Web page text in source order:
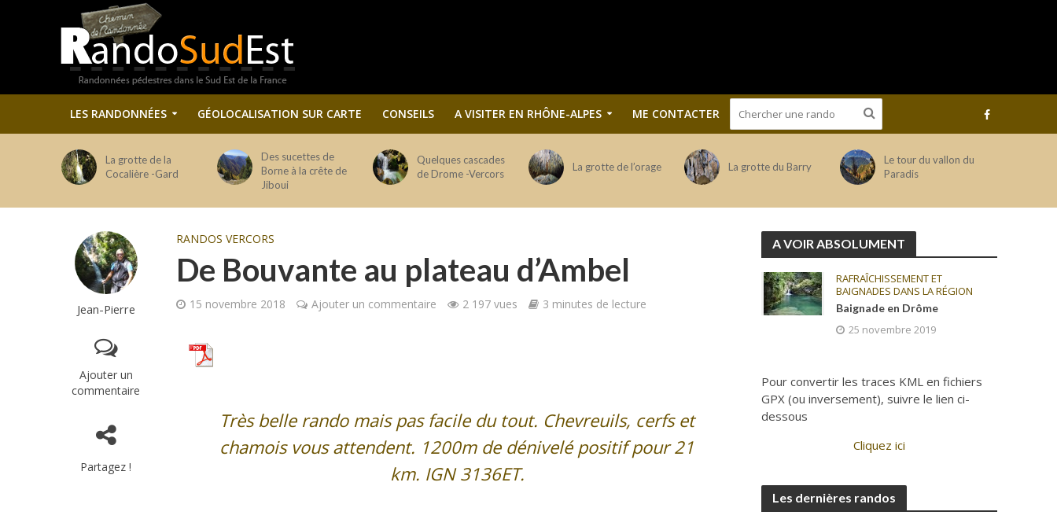
LES RANDONNÉES GÉOLOCALISATION SUR CARTE CONSEILS A VISITER EN RHÔNE-ALPES ME CONTACTER
La grotte de la
Cocalière -Gard
Des sucettes de
Borne à la crête de
Jiboui
Quelques cascades
de Drome -Vercors
La grotte de l’orage La grotte du Barry
Le tour du vallon du
Paradis
Jean-Pierre
Ajouter un
commentaire
Partagez !
RANDOS VERCORS
De Bouvante au plateau d’Ambel
15 novembre 2018 Ajouter un commentaire 2 197 vues 3 minutes de lecture
Très belle rando mais pas facile du tout. Chevreuils, cerfs et
chamois vous attendent. 1200m de dénivelé positif pour 21
km. IGN 3136ET.
A VOIR ABSOLUMENT
RAFRAÎCHISSEMENT ET
BAIGNADES DANS LA RÉGION
Baignade en Drôme
25 novembre 2019
Pour convertir les traces KML en fichiers
GPX (ou inversement), suivre le lien ci-
dessous
Cliquez ici
Les dernières randos